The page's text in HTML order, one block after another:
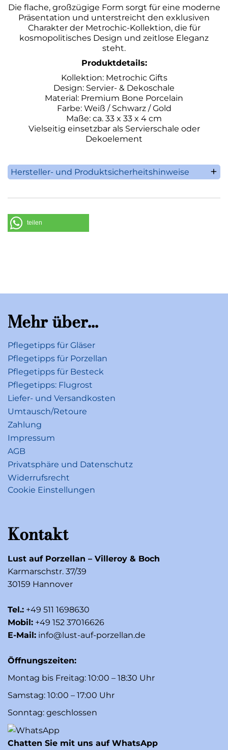
Die flache, großzügige Form sorgt für eine moderne
Präsentation und unterstreicht den exklusiven
Charakter der Metrochic-Kollektion, die für
kosmopolitisches Design und zeitlose Eleganz
steht.
Produktdetails:
Kollektion: Metrochic Gifts
Design: Servier- & Dekoschale
Material: Premium Bone Porcelain
Farbe: Weiß / Schwarz / Gold
Maße: ca. 33 x 33 x 4 cm
Vielseitig einsetzbar als Servierschale oder
Dekoelement
Hersteller- und Produktsicherheitshinweise
Telefon: +49 (0) 68 64 / 81 0
teilen
Mehr über...
Pflegetipps für Gläser
Pflegetipps für Porzellan
Pflegetipps für Besteck
Pflegetipps: Flugrost
Liefer- und Versandkosten
Umtausch/Retoure
Zahlung
Impressum
AGB
Privatsphäre und Datenschutz
Widerrufsrecht
Cookie Einstellungen
Kontakt
Lust auf Porzellan – Villeroy & Boch
Karmarschstr. 37/39
30159 Hannover
Tel.: +49 511 1698630
Mobil: +49 152 37016626
E-Mail: info@lust-auf-porzellan.de
Öffnungszeiten:
Montag bis Freitag: 10:00 – 18:30 Uhr
Samstag: 10:00 – 17:00 Uhr
Sonntag: geschlossen
Chatten Sie mit uns auf WhatsApp